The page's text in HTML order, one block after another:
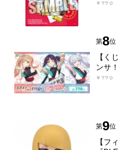
￥770
第8位
【く
ンサ
￥770
第9位
【フ